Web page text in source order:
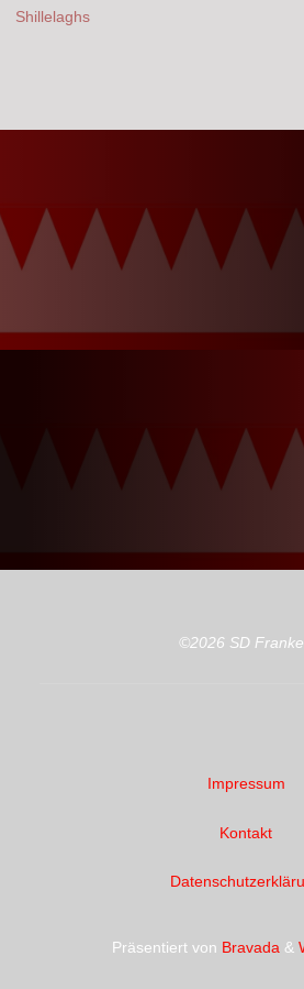
Shillelaghs
©2026 SD
Impressum
Kontakt
Präsentiert von Bravada &